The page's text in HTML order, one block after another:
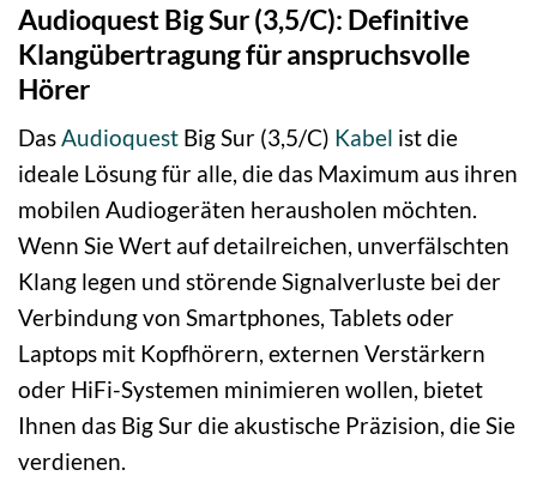
Audioquest Big Sur (3,5/C): Definitive
Klangübertragung für anspruchsvolle
Hörer
DasAudioquest Big Sur (3,5/C) Kabel ist die
ideale Lösung für alle, die das Maximum aus ihren
mobilen Audiogeräten herausholen möchten.
Wenn Sie Wert auf detailreichen, unverfälschten
Klang legen und störende Signalverluste bei der
Verbindung von Smartphones, Tablets oder
Laptops mit Kopfhörern, externen Verstärkern
oder HiFi-Systemen minimieren wollen, bietet
Ihnen das Big Sur die akustische Präzision, die Sie
verdienen.